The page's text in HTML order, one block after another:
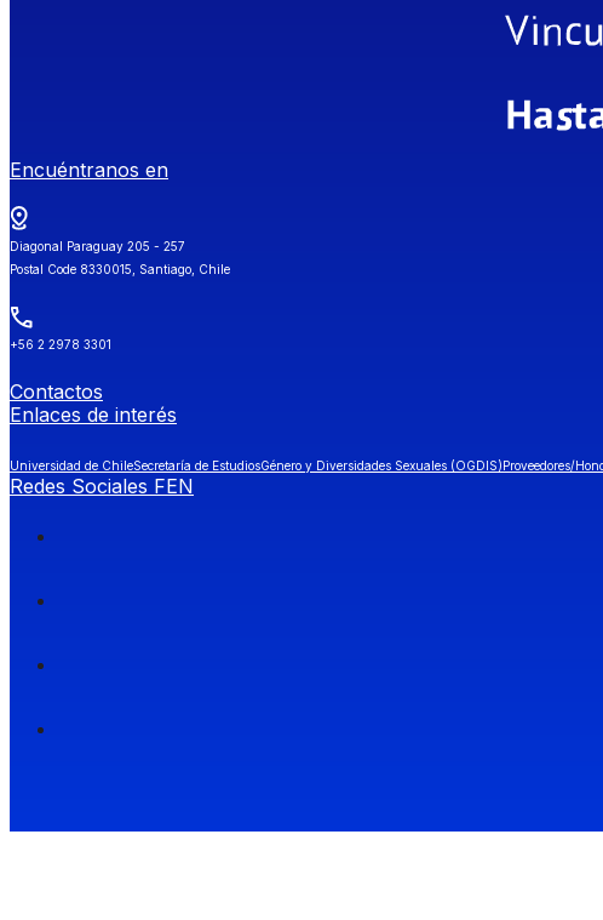
Encuéntranos en
Diagonal Paraguay 205 - 257
Postal Code 8330015, Santiago, Chile
+56 2 2978 3301
Contactos
Enlaces de interés
Universidad de ChileSecretaría de EstudiosGénero y Diversidades Sexuales (OGDIS)Proveedores/
Redes Sociales FEN